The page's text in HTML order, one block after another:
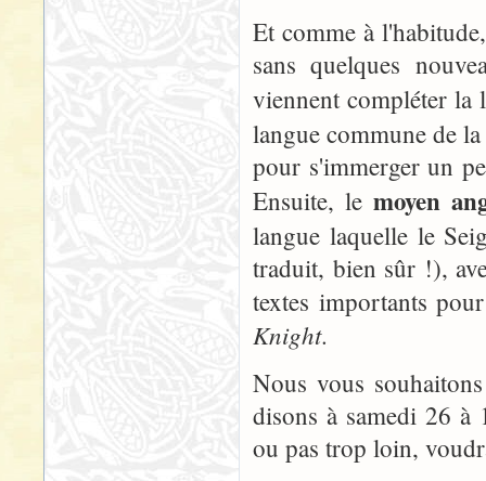
Et comme à
sans quelques
viennent compléter
langue commune de
pour s'immerger un
Ensuite, lemoyen
langue laquelle le
traduit, bien sûr !),
textes importants
Knight.
Nous vous
disons à samedi 26
ou pas trop loin,